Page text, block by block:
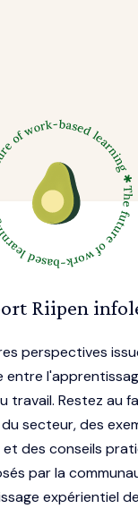
Riipen
perspectives
entre
travail. Restez au
secteur, des
des conseils
par la
expérientiel